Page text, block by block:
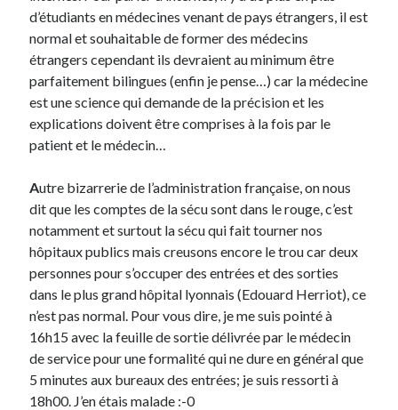
personnelle
Commentaires récents
Entretien ménager dansT’as vu quoi ? #52
JFdansC’était pas mieux avant… à Lyon
littleceltdansComment j’ai opéré ma vélorution toute personnelle
Renaud Ducher dans Comment j’ai opéré ma vélorution toute
personnelle
On parle de quoi ?
A Lyon
Bon plan du dimanche
Coup de coeur
Daddy
Engagé
d’étudiants en médecines venant de pays étrangers, il est
normal et souhaitable de former des médecins
étrangers cependant ils devraient au minimum être
parfaitement bilingues (enfin je pense…) car la médecine
est une science qui demande de la précision et les
explications doivent être comprises à la fois par le
patient et le médecin…
Autre bizarrerie de l’administration française, on nous
dit que les comptes de la sécu sont dans le rouge, c’est
notamment et surtout la sécu qui fait tourner nos
hôpitaux publics mais creusons encore le trou car deux
personnes pour s’occuper des entrées et des sorties
dans le plus grand hôpital lyonnais (Edouard Herriot), ce
n’est pas normal. Pour vous dire, je me suis pointé à
16h15 avec la feuille de sortie délivrée par le médecin
de service pour une formalité qui ne dure en général que
5 minutes aux bureaux des entrées; je suis ressorti à
18h00. J’en étais malade :-0